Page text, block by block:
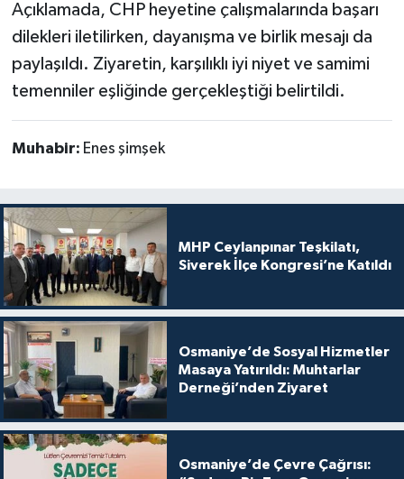
Açıklamada, CHP heyetine çalışmalarında başarı
dilekleri iletilirken, dayanışma ve birlik mesajı da
paylaşıldı. Ziyaretin, karşılıklı iyi niyet ve samimi
temenniler eşliğinde gerçekleştiği belirtildi.
Muhabir: Enes şimşek
MHP Ceylanpınar Teşkilatı,
Siverek İlçe Kongresi’ne Katıldı
Osmaniye’de Sosyal Hizmetler
Masaya Yatırıldı: Muhtarlar
Derneği’nden Ziyaret
Osmaniye’de Çevre Çağrısı: